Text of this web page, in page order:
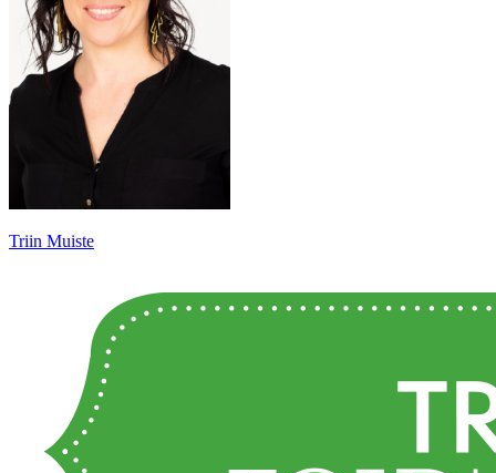
Triin Muiste